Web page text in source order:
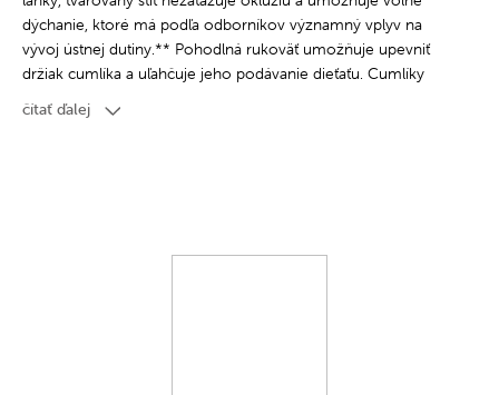
dýchanie, ktoré má podľa odborníkov významný vplyv na
vývoj ústnej dutiny.** Pohodlná rukoväť umožňuje upevniť
držiak cumlíka a uľahčuje jeho podávanie dieťaťu. Cumlíky
puzdru, ktoré možno použiť na uskladnenie, ako aj na rýchlu a
čítať ďalej